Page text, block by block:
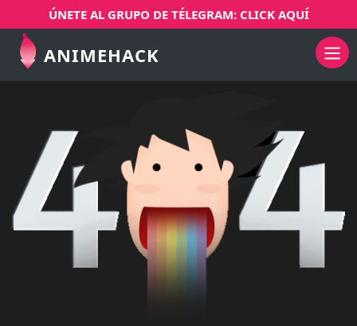
ÚNETE AL GRUPO DE TÉLEGRAM: CLICK AQUÍ
ANIMEHACK